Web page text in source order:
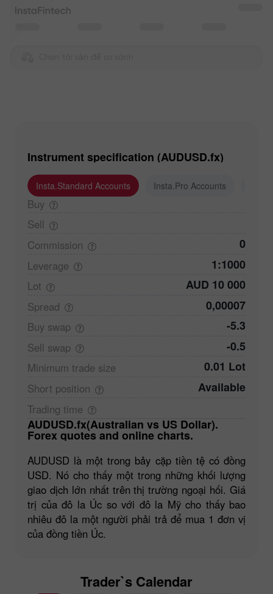
Instrument specification (AUDUSD.fx)
Insta.Standard Accounts Insta.Pro Accounts
Buy
Sell
Commission
0
Leverage 1:1000
Lot AUD 10 000
Spread 0,00007
Buy swap -5.3
Sell swap -0.5
Minimum trade size 0.01 Lot
Short position Available
Trading time
AUDUSD.fx(Australian vs US Dollar).
Forex quotes and online charts.
AUDUSD là một trong bảy cặp tiền tệ có đồng
USD. Nó cho thấy một trong những khối lượng
giao dịch lớn nhất trên thị trường ngoại hối. Giá
trị của đô la Úc so với đô la Mỹ cho thấy bao
nhiêu đô la một người phải trả để mua 1 đơn vị
của đồng tiền Úc.
Trader`s Calendar